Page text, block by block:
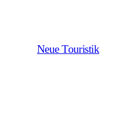
Neue Touristik